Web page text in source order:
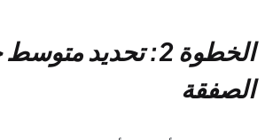
الخطوة 2:
تحديد
الصفقة